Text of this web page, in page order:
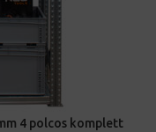
4 polcos komplett